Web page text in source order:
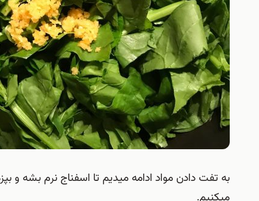
به تفت دادن مواد ادامه میدیم تا اسفناج نرم بشه